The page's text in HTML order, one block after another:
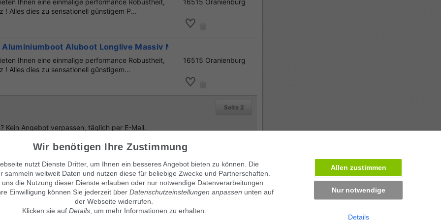
Ihnen eine einmalige performance Robustheit,
! Alles dies zu sensationell günstigem P...
16515 Oranienburg
Aluboot Longlive Massiv Marine
Ihnen eine einmalige performance Robustheit,
! Alles dies zu sensationell günstigem...
16515 Oranienburg
Seite 2
Kein Angebot verpassen, täglich per E-Mail.
Suchanzeige aufgeben!
Wir benötigen Ihre Zustimmung
nutzt Dienste Dritter, um Ihnen ein besseres Angebot bieten zu können. Die
sammeln weltweit Daten und nutzen diese für beliebige Zwecke und Partnerschaften.
uns die Nutzung dieser Dienste erlauben oder nur notwendige Datenverarbeitungen
Einwilligung können Sie jederzeit über Datenschutzeinstellungen anpassen unten auf
der Webseite widerrufen.
Klicken sie auf Details, um mehr Informationen zu erhalten.
Allen zustimmen
Nur notwendige
Details